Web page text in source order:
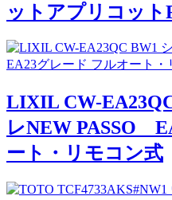
ットアプリコット
LIXIL CW-
レNEW PASSO
ート・リモコン式